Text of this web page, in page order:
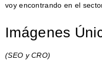
voy encontrando en el
Imágenes
(SEO y CRO)